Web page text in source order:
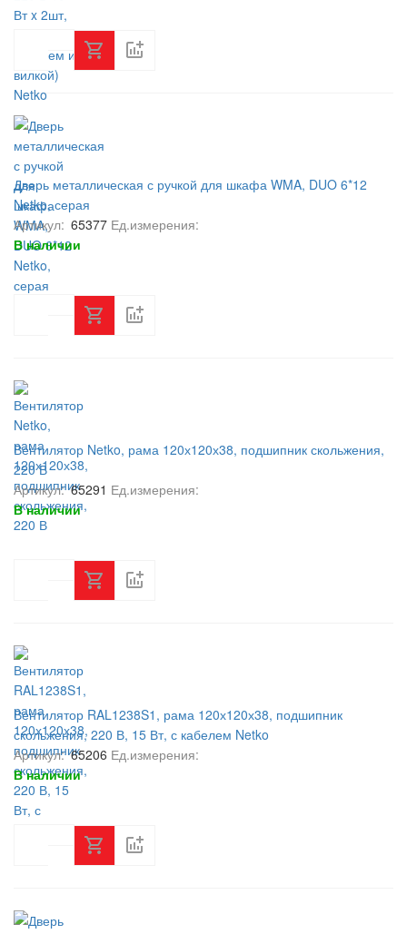
Дверь металлическая с ручкой для шкафа WMA, DUO 6*12
Netko, серая
Артикул: 65377 Ед.измерения:
В наличии
Вентилятор Netko, рама 120х120х38, подшипник скольжения,
220 В
Артикул: 65291 Ед.измерения:
В наличии
Вентилятор RAL1238S1, рама 120х120х38, подшипник
скольжения, 220 В, 15 Вт, с кабелем Netko
Артикул: 65206 Ед.измерения:
В наличии